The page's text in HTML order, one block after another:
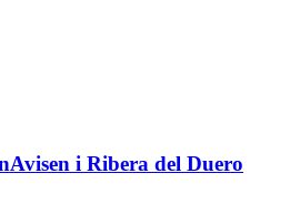
i Ribera del Duero